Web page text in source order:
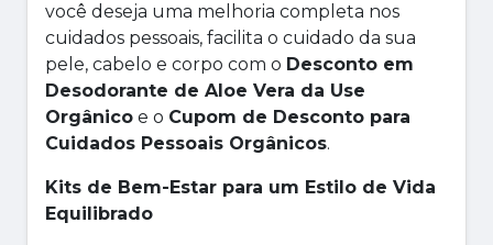
você deseja uma melhoria completa nos
cuidados pessoais, facilita o cuidado da sua
pele, cabelo e corpo com o Desconto em
Desodorante de Aloe Vera da Use
Orgânico e o Cupom de Desconto para
Cuidados Pessoais Orgânicos.
Kits de Bem-Estar para um Estilo de Vida
Equilibrado